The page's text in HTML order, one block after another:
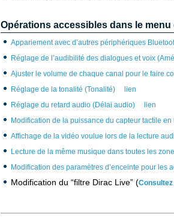
Opérations accessibles dans le
Appariement avec d’autres périphériques
Réglage de l’audibilité des dialogues et voix
Ajuster le volume de chaque canal pour le faire
Réglage de la tonalité (Tonalité)
lien
Réglage du retard audio (Délai audio)
lien
Modification de la puissance du capteur tactile
Affichage de la vidéo voulue lors de la lecture
Lecture de la même musique dans toutes les
Modification des paramètres d’enceinte pour les
Modification du “filtre Dirac Live” (